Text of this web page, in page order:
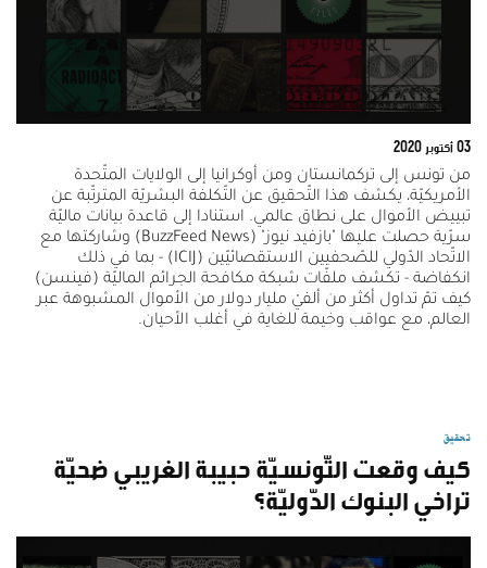
03 أكتوبر 2020
من تونس إلى تركمانستان ومن أوكرانيا إلى الولايات المتّحدة
الأمريكيّة، يكشف هذا التّحقيق عن التّكلفة البشريّة المترتّبة عن
تبييض الأموال على نطاق عالمي. استنادا إلى قاعدة بيانات ماليّة
سرّية حصلت عليها "بازفيد نيوز" (BuzzFeed News) وشاركتها مع
الاتّحاد الدّولي للصّحفيين الاستقصائيّين (ICIJ) - بما في ذلك
انكفاضة - تكشف ملفّات شبكة مكافحة الجرائم الماليّة (فينسن)
كيف تمّ تداول أكثر من ألفيْ مليار دولار من الأموال المشبوهة عبر
العالم، مع عواقب وخيمة للغاية في أغلب الأحيان.
تحقيق
كيف وقعت التّونسيّة حبيبة الغريبي ضحيّة
تراخي البنوك الدّوليّة؟